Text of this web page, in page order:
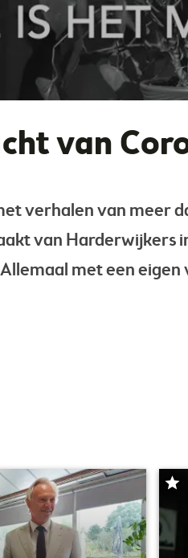
van
verhalen van meer
van Harderwijkers
met een